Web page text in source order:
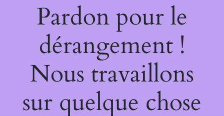
Pardon pour le
dérangement !
Nous travaillons
sur quelque chose